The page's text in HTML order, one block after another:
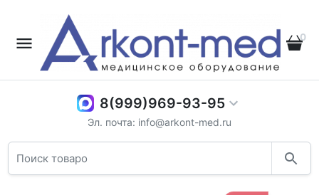
0
8(999)969-93-95
Эл. почта: info@arkont-med.ru